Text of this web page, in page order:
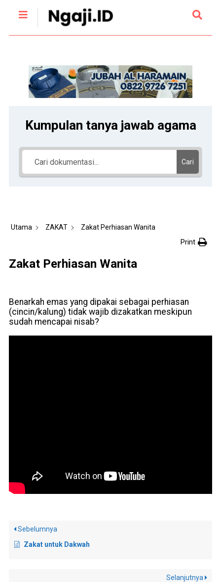
Kumpulan tanya jawab agama
Cari
Utama ZAKAT Zakat Perhiasan Wanita
Print
Zakat Perhiasan Wanita
Benarkah emas yang dipakai sebagai perhiasan
(cincin/kalung) tidak wajib dizakatkan meskipun
sudah mencapai nisab?
Sebelumnya
Zakat untuk Dakwah
Selanjutnya